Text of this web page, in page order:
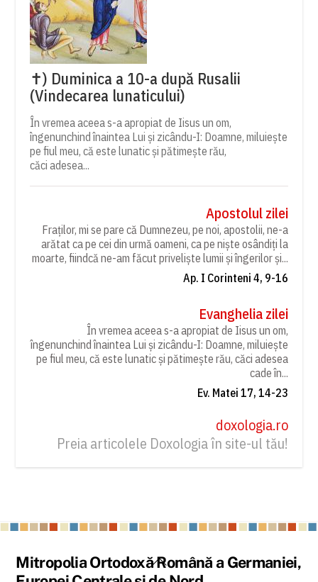
✝) Duminica a 10-a după Rusalii
(Vindecarea lunaticului)
În vremea aceea s-a apropiat de Iisus un om,
îngenunchind înaintea Lui și zicându-I: Doamne, miluiește
pe fiul meu, că este lunatic și pătimește rău,
căci adesea...
Apostolul zilei
Fraților, mi se pare că Dumnezeu, pe noi, apostolii, ne-a
arătat ca pe cei din urmă oameni, ca pe niște osândiți la
moarte, fiindcă ne-am făcut priveliște lumii și îngerilor și...
Ap. I Corinteni 4, 9-16
Evanghelia zilei
În vremea aceea s-a apropiat de Iisus un om,
îngenunchind înaintea Lui și zicându-I: Doamne, miluiește
pe fiul meu, că este lunatic și pătimește rău, căci adesea
cade în...
Ev. Matei 17, 14-23
doxologia.ro
Preia articolele Doxologia în site-ul tău!
Back
To
Mitropolia Ortodoxă Română a Germaniei,